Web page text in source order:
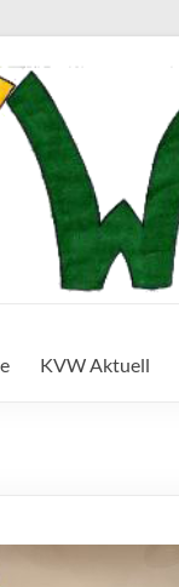
KVW Aktuell